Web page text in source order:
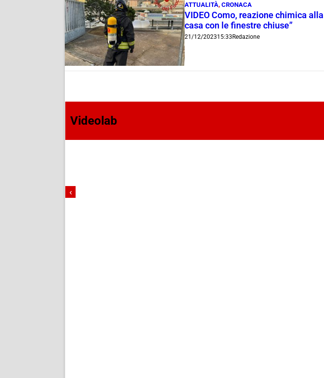
ATTUALITÀ, CRONACA
VIDEO Como, reazione chimica
casa con le finestre chiuse”
21/12/202315:33Redazione
Videolab
‹